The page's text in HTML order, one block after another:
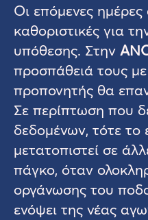
Οι επόμενες ημέρες
καθοριστικές για
υπόθεσης. Στην
προσπάθειά τους
προπονητής θα
Σε περίπτωση που
δεδομένων, τότε το
μετατοπιστεί σε
πάγκο, όταν
οργάνωσης του
ενόψει της νέας